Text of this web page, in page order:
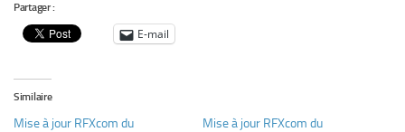
Partager :
E-mail
Similaire
Mise à jour RFXcom du
Mise à jour RFXcom du